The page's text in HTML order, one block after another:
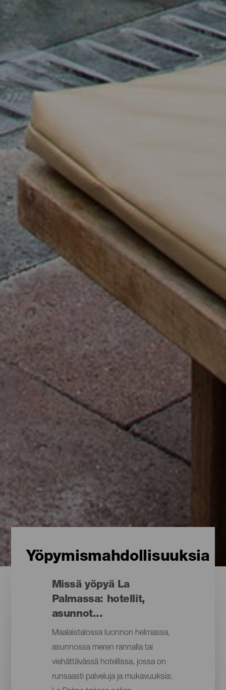
Yöpymismahdollisuuksia
Missä yöpyä La
Palmassa: hotellit,
asunnot...
Maalaistalossa luonnon helmassa,
asunnossa meren rannalla tai
viehättävässä hotellissa, jossa on
runsaasti palveluja ja mukavuuksia: